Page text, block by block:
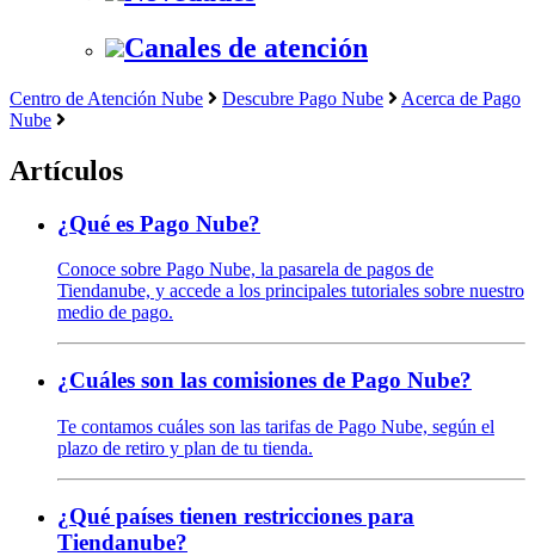
Canales de atención
Centro de Atención Nube Descubre Pago Nube
Acerca de Pago
Nube
Artículos
¿Qué es Pago Nube?
Conoce sobre Pago Nube, la pasarela de pagos de
Tiendanube, y accede a los principales tutoriales sobre nuestro
medio de pago.
¿Cuáles son las comisiones de Pago Nube?
Te contamos cuáles son las tarifas de Pago Nube, según el
plazo de retiro y plan de tu tienda.
¿Qué países tienen restricciones para
Tiendanube?